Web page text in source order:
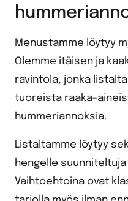
Menustamme löytyy
Olemme itäisen ja
ravintola, jonka
tuoreista raaka-
hummeriannoksia.
Listaltamme löytyy
hengelle
Vaihtoehtoina ovat